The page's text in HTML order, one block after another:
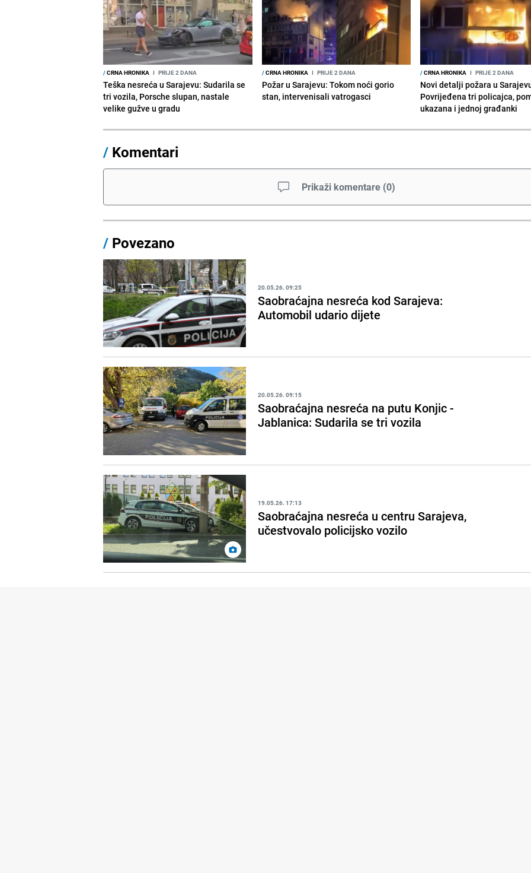
/CRNA HRONIKA I PRIJE 2 DANA
Teška nesreća u Sarajevu: Sudarila se
tri vozila, Porsche slupan, nastale
velike gužve u gradu
/CRNA HRONIKA I PRIJE 2 DANA
Požar u Sarajevu: Tokom noći gorio
stan, intervenisali vatrogasci
/CRNA HRONIKA I PRIJE 2 DANA
Novi detalji požara u
Povrijeđena tri policajca,
ukazana i jednoj građanki
/ Komentari
Prikaži komentare (0)
/ Povezano
20.05.26. 09:25
Saobraćajna nesreća kod Sarajeva:
Automobil udario dijete
20.05.26. 09:15
Saobraćajna nesreća na putu Konjic -
Jablanica: Sudarila se tri vozila
19.05.26. 17:13
Saobraćajna nesreća u centru Sarajeva,
učestvovalo policijsko vozilo